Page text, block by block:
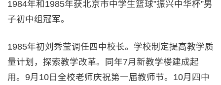
1984年和1985年获北京市中学生篮球”振兴中华杯”男
子初中组冠军。
1985年初刘秀莹调任四中校长。学校制定提高教学质
量计划，探索教学改革。同年7月新教学楼建成起
用。9月10日全校老师庆祝第一届教师节。10月四中